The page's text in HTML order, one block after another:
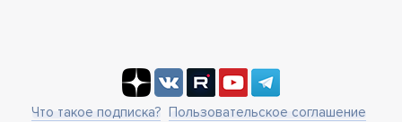
Что такое подписка? Пользовательское соглашение